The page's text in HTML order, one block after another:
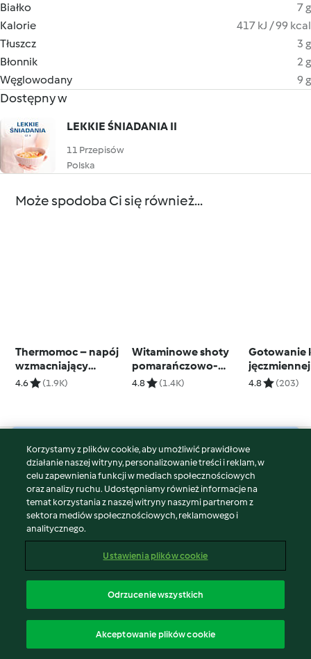
Białko
7 g
Kalorie
417 kJ / 99 kcal
Tłuszcz
3 g
Błonnik
2 g
Węglowodany
9 g
Dostępny w
LEKKIE ŚNIADANIA II
11 Przepisów
Polska
Może spodoba Ci się również...
Thermomoc – napój
wzmacniający
odporność
4.6 (1.9K)
Witaminowe shoty
pomarańczowo-
imbirowe
4.8 (1.4K)
Gotowanie
4.8 (203)
© Copyright 2026
Warunki korzystania
Polityka prywatności
Disclaimer
Znak wydawcy
Zgłoś treść
Oświadczenie o dostępności
Korzystamy z plików cookie, aby umożliwić prawidłowe
działanie naszej witryny, personalizowanie treści i reklam, w
celu zapewnienia funkcji w mediach społecznościowych
oraz analizy ruchu. Udostępniamy również informacje na
temat korzystania z naszej witryny naszymi partnerom z
sektora mediów społecznościowych, reklamowego i
analitycznego.
Ustawienia plików cookie
Odrzucenie wszystkich
Akceptowanie plików cookie